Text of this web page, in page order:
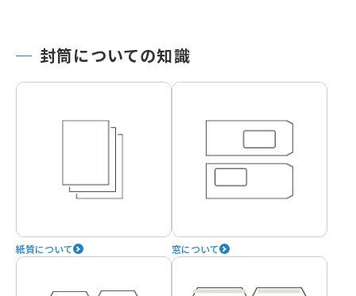
封筒についての知識
紙質について 窓について